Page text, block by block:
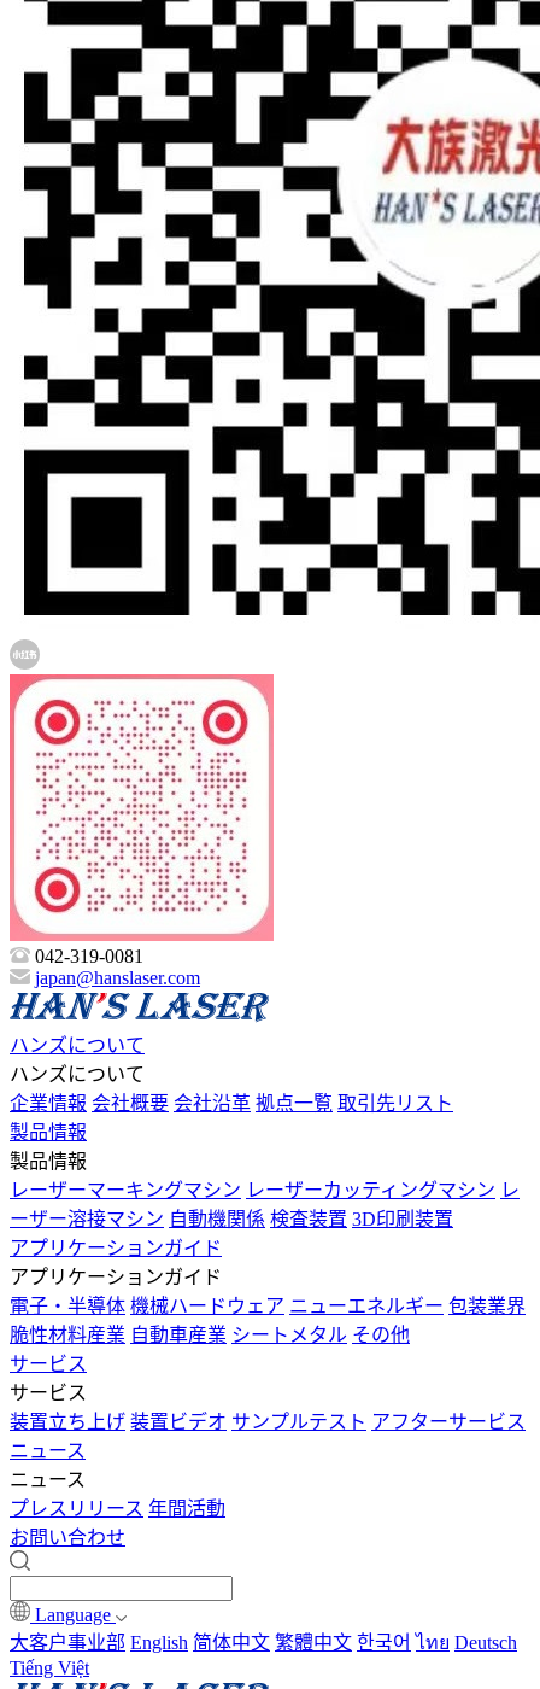
042-319-0081
japan@hanslaser.com
ハンズについて
ハンズについて
企業情報 会社概要 会社沿革 拠点一覧 取引先リスト
製品情報
製品情報
レーザーマーキングマシン レーザーカッティングマシン レ
ーザー溶接マシン 自動機関係 検査装置 3D印刷装置
アプリケーションガイド
アプリケーションガイド
電子・半導体 機械ハードウェア ニューエネルギー 包装業界
脆性材料産業 自動車産業 シートメタル その他
サービス
サービス
装置立ち上げ 装置ビデオ サンプルテスト アフターサービス
ニュース
ニュース
プレスリリース 年間活動
お問い合わせ
Language
大客户事业部 English 简体中文 繁體中文 한국어 ไทย Deutsch
Tiếng Việt